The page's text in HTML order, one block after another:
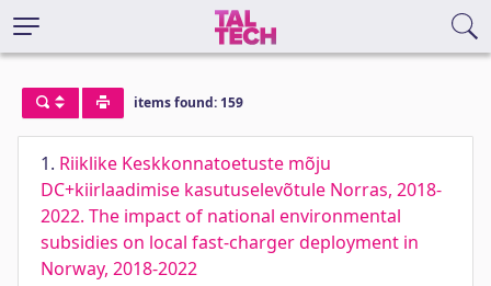
items found: 159
1. Riiklike Keskkonnatoetuste mõju
DC+kiirlaadimise kasutuselevõtule Norras, 2018-
2022. The impact of national environmental
subsidies on local fast-charger deployment in
Norway, 2018-2022